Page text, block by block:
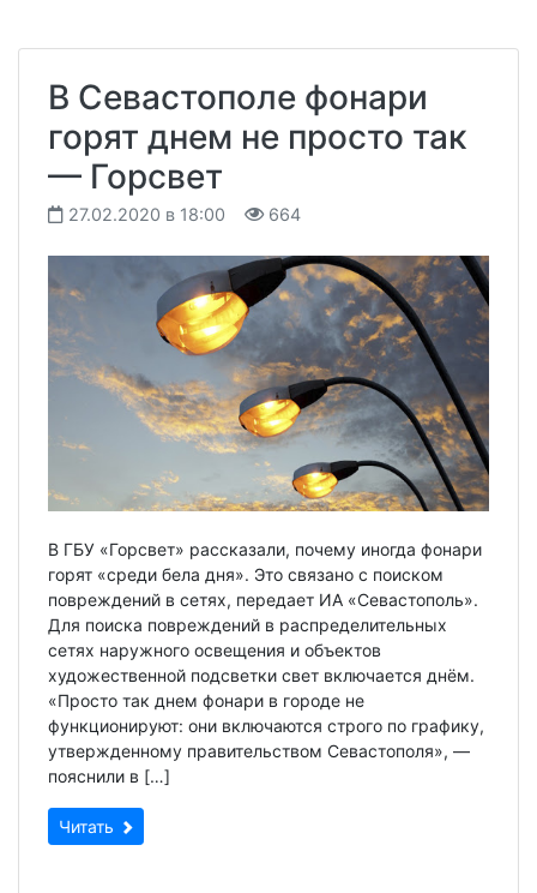
В Севастополе фонари
горят днем не просто так
— Горсвет
27.02.2020 в 18:00 664
В ГБУ «Горсвет» рассказали, почему иногда фонари
горят «среди бела дня». Это связано с поиском
повреждений в сетях, передает ИА «Севастополь».
Для поиска повреждений в распределительных
сетях наружного освещения и объектов
художественной подсветки свет включается днём.
«Просто так днем фонари в городе не
функционируют: они включаются строго по графику,
утвержденному правительством Севастополя», —
пояснили в […]
Читать